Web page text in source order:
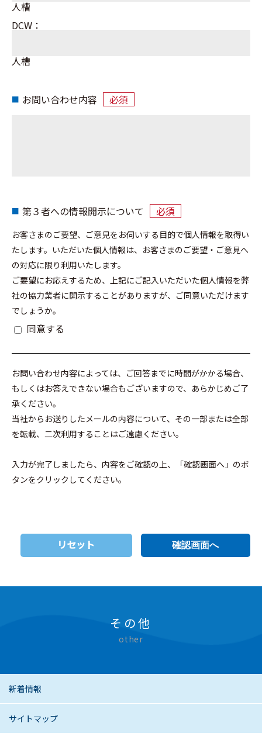
その他
other
新着情報
サイトマップ
人槽
DCW：
人槽
お問い合わせ内容 必須
第３者への情報開示について 必須
お客さまのご要望、ご意見をお伺いする目的で個人情報を取得い
たします。いただいた個人情報は、お客さまのご要望・ご意見へ
の対応に限り利用いたします。
ご要望にお応えするため、上記にご記入いただいた個人情報を弊
社の協力業者に開示することがありますが、ご同意いただけます
でしょうか。
同意する
お問い合わせ内容によっては、ご回答までに時間がかかる場合、
もしくはお答えできない場合もございますので、あらかじめご了
承ください。
当社からお送りしたメールの内容について、その一部または全部
を転載、二次利用することはご遠慮ください。
入力が完了しましたら、内容をご確認の上、「確認画面へ」のボ
タンをクリックしてください。
リセット